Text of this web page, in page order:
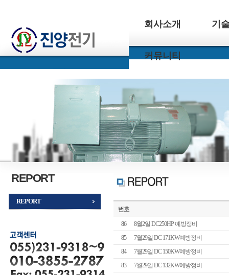
회사소개 기
커뮤니티
REPORT
REPORT
번호
86
8월2일 DC250HP 예방정비
85
7월29일 DC 171KW예방정비
84
7월29일 DC 150KW예방정비
83
7월29일 DC 132KW예방정비